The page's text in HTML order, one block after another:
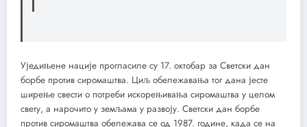
Уједињене нације прогласиле су 17. октобар за Светски дан
борбе против сиромаштва. Циљ обележавања тог дана јесте
ширење свести о потреби искорењивања сиромаштва у целом
свету, а нарочито у земљама у развоју. Светски дан борбе
против сиромаштва обележава се од 1987. године, када се на